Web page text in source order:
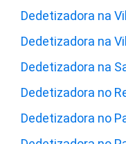
Dedetizadora na
Dedetizadora na
Dedetizadora na
Dedetizadora no
Dedetizadora no